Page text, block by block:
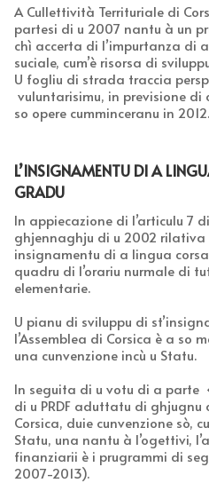
A Cullettività Territuriale di
partesi di u 2007 nantu à un
chì accerta di l’impurtanza di
suciale, cum’è risorsa di
U fogliu di strada traccia
vuluntarisimu, in previsione
so opere cumminceranu in 2012.
L’INSIGNAMENTU DI A
GRADU
In appiecazione di l’articulu 7 di a lege di u 22 di
ghjennaghju di u 2002 rilativa
insignamentu di a lingua
quadru di l’orariu nurmale di
elementarie.
U pianu di sviluppu di
l’Assemblea di Corsica è a so
una cunvenzione incù u Statu.
In seguita di u votu di a parte
di u PRDF aduttatu di ghjugnu
Corsica, duie cunvenzione sò,
Statu, una nantu à l’ogettivi,
finanziarii è i prugrammi di
2007-2013).